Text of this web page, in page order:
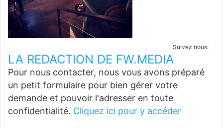
Suivez nous:
LA REDACTION DE FW.MEDIA
Pour nous contacter, nous vous avons préparé
un petit formulaire pour bien gérer votre
demande et pouvoir l'adresser en toute
confidentialité. Cliquez ici pour y accéder